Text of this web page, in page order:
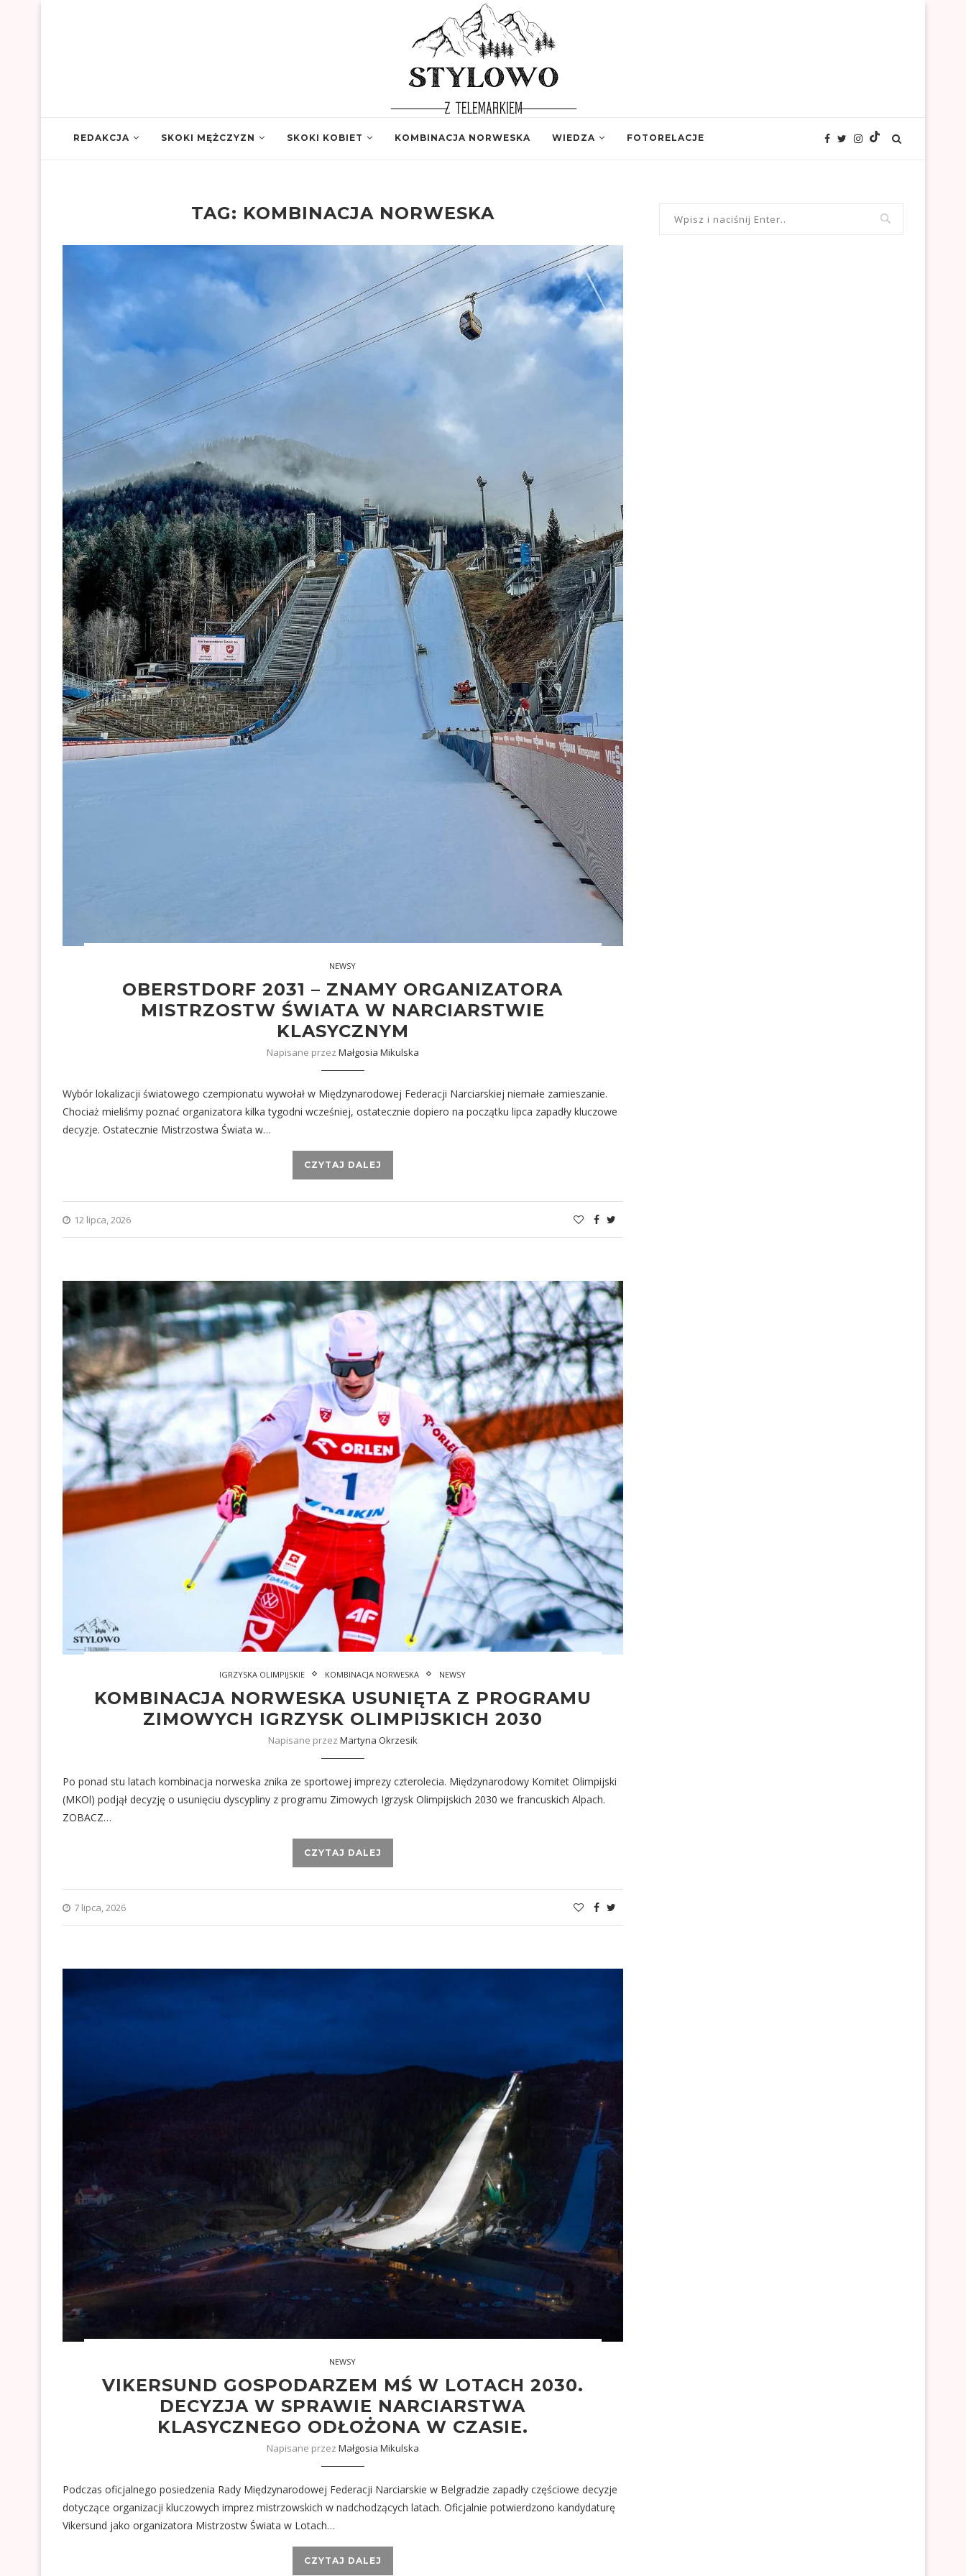
REDAKCJA SKOKI MĘŻCZYZN SKOKI KOBIET KOMBINACJA NORWESKA WIEDZA FOTORELACJE
TAG: KOMBINACJA NORWESKA
NEWSY
OBERSTDORF 2031 – ZNAMY ORGANIZATORA
MISTRZOSTW ŚWIATA W NARCIARSTWIE
KLASYCZNYM
Napisane przez Małgosia Mikulska
Wybór lokalizacji światowego czempionatu wywołał w Międzynarodowej Federacji Narciarskiej niemałe zamieszanie.
Chociaż mieliśmy poznać organizatora kilka tygodni wcześniej, ostatecznie dopiero na początku lipca zapadły kluczowe
decyzje. Ostatecznie Mistrzostwa Świata w…
CZYTAJ DALEJ
12 lipca, 2026
IGRZYSKA OLIMPIJSKIE KOMBINACJA NORWESKA NEWSY
KOMBINACJA NORWESKA USUNIĘTA Z PROGRAMU
ZIMOWYCH IGRZYSK OLIMPIJSKICH 2030
Napisane przez Martyna Okrzesik
Po ponad stu latach kombinacja norweska znika ze sportowej imprezy czterolecia. Międzynarodowy Komitet Olimpijski
(MKOl) podjął decyzję o usunięciu dyscypliny z programu Zimowych Igrzysk Olimpijskich 2030 we francuskich Alpach.
ZOBACZ…
CZYTAJ DALEJ
7 lipca, 2026
NEWSY
VIKERSUND GOSPODARZEM MŚ W LOTACH 2030.
DECYZJA W SPRAWIE NARCIARSTWA
KLASYCZNEGO ODŁOŻONA W CZASIE.
Napisane przez Małgosia Mikulska
Podczas oficjalnego posiedzenia Rady Międzynarodowej Federacji Narciarskie w Belgradzie zapadły częściowe decyzje
dotyczące organizacji kluczowych imprez mistrzowskich w nadchodzących latach. Oficjalnie potwierdzono kandydaturę
Vikersund jako organizatora Mistrzostw Świata w Lotach…
CZYTAJ DALEJ